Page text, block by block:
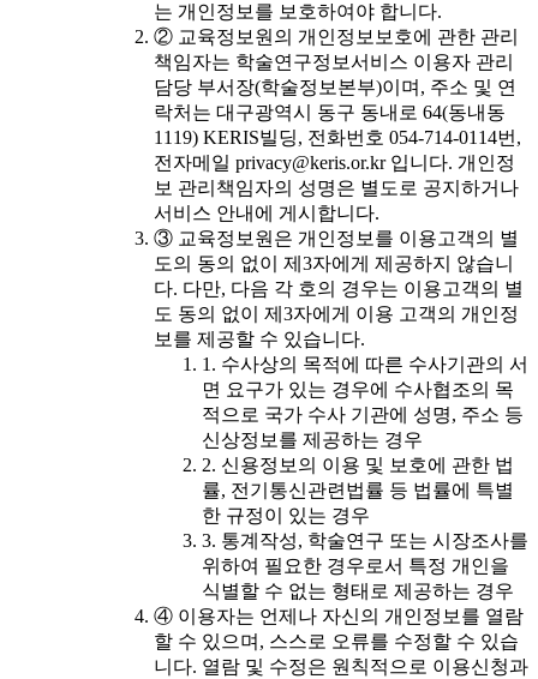
는 개인정보를 보호하여야 합니다.
② 교육정보원의 개인정보보호에 관한 관리
책임자는 학술연구정보서비스 이용자 관리
담당 부서장(학술정보본부)이며, 주소 및 연
락처는 대구광역시 동구 동내로 64(동내동
1119) KERIS빌딩, 전화번호 054-714-0114번,
전자메일 privacy@keris.or.kr 입니다. 개인정
보 관리책임자의 성명은 별도로 공지하거나
서비스 안내에 게시합니다.
③ 교육정보원은 개인정보를 이용고객의 별
도의 동의 없이 제3자에게 제공하지 않습니
다. 다만, 다음 각 호의 경우는 이용고객의 별
도 동의 없이 제3자에게 이용 고객의 개인정
보를 제공할 수 있습니다.
1. 수사상의 목적에 따른 수사기관의 서
면 요구가 있는 경우에 수사협조의 목
적으로 국가 수사 기관에 성명, 주소 등
신상정보를 제공하는 경우
2. 신용정보의 이용 및 보호에 관한 법
률, 전기통신관련법률 등 법률에 특별
한 규정이 있는 경우
3. 통계작성, 학술연구 또는 시장조사를
위하여 필요한 경우로서 특정 개인을
식별할 수 없는 형태로 제공하는 경우
④ 이용자는 언제나 자신의 개인정보를 열람
할 수 있으며, 스스로 오류를 수정할 수 있습
니다. 열람 및 수정은 원칙적으로 이용신청과